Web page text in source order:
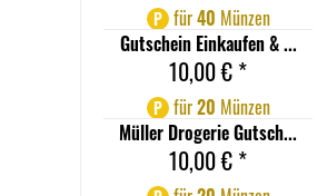
P für40 Münzen
Gutschein Einkaufen & ...
10,00 € *
P für20 Münzen
Müller Drogerie Gutsch...
10,00 € *